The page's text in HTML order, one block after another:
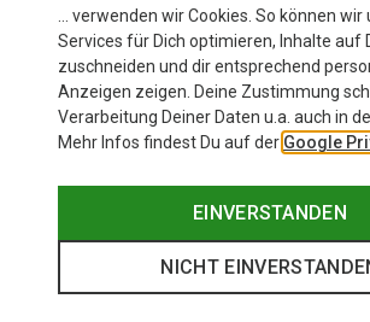
Deuter
Trail 30
CHF 148.50
… verwenden wir Cookies. So können wir
Services für Dich optimieren, Inhalte auf
zuschneiden und dir entsprechend
Anzeigen zeigen. Deine Zustimmung
Verarbeitung Deiner Daten u.a. auch in
Mehr Infos findest Du auf der Google
EINVERSTANDEN
NICHT